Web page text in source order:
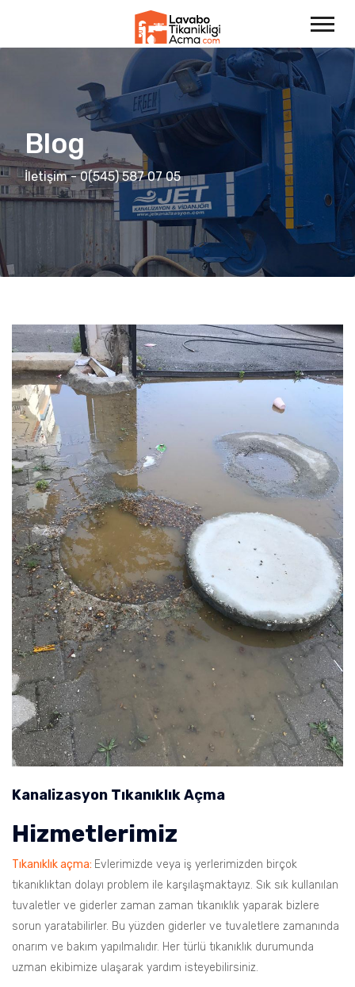
Blog
İletişim - 0(545) 587 07 05
Kanalizasyon Tıkanıklık Açma
Hizmetlerimiz
Tıkanıklık açma: Evlerimizde veya iş yerlerimizden birçok
tıkanıklıktan dolayı problem ile karşılaşmaktayız. Sık sık kullanılan
tuvaletler ve giderler zaman zaman tıkanıklık yaparak bizlere
sorun yaratabilirler. Bu yüzden giderler ve tuvaletlere zamanında
onarım ve bakım yapılmalıdır. Her türlü tıkanıklık durumunda
uzman ekibimize ulaşarak yardım isteyebilirsiniz.